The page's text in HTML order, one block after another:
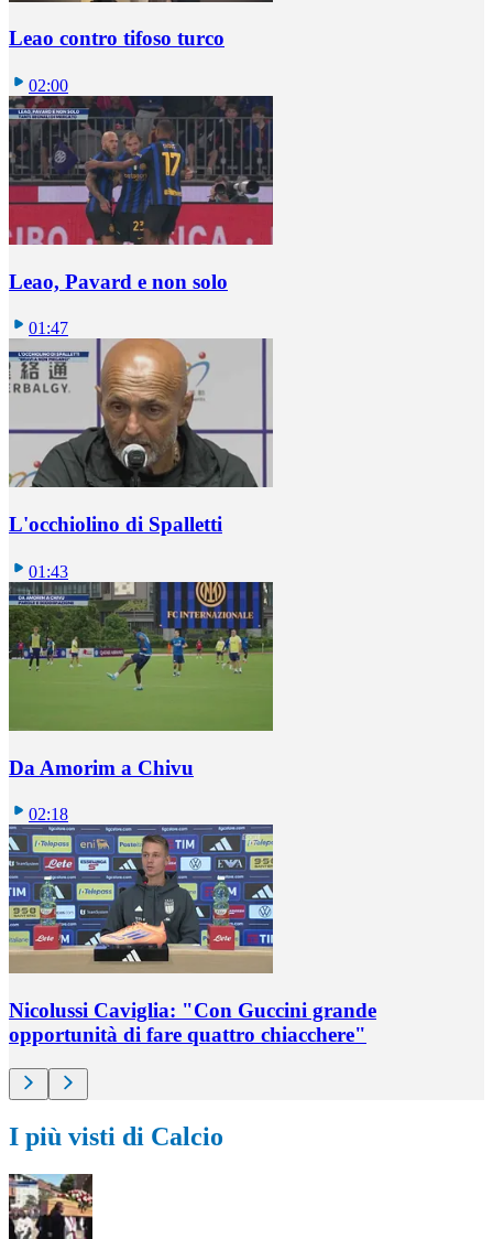
Leao contro tifoso turco
02:00
Leao, Pavard e non solo
01:47
L'occhiolino di Spalletti
01:43
Da Amorim a Chivu
02:18
Nicolussi Caviglia: "Con Guccini grande
opportunità di fare quattro chiacchere"
I più visti di Calcio